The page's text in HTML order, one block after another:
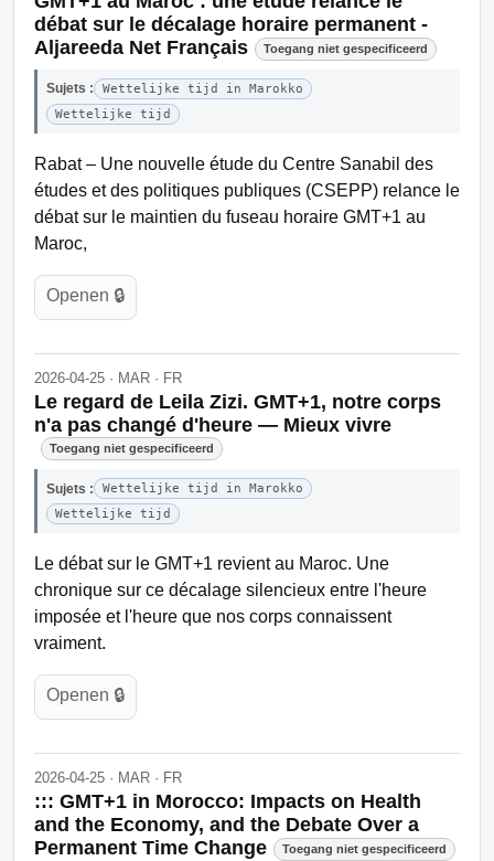
débat sur le décalage horaire permanent -
Aljareeda Net Français
Toegang niet gespecificeerd
Sujets :
Wettelijke tijd in Marokko
Wettelijke tijd
Rabat – Une nouvelle étude du Centre Sanabil des
études et des politiques publiques (CSEPP) relance le
débat sur le maintien du fuseau horaire GMT+1 au
Maroc,
Openen 🔒
2026-04-25 · MAR · FR
Le regard de Leila Zizi. GMT+1, notre corps
n'a pas changé d'heure — Mieux vivre
Toegang niet gespecificeerd
Sujets :
Wettelijke tijd in Marokko
Wettelijke tijd
Le débat sur le GMT+1 revient au Maroc. Une
chronique sur ce décalage silencieux entre l'heure
imposée et l'heure que nos corps connaissent
vraiment.
Openen 🔒
2026-04-25 · MAR · FR
::: GMT+1 in Morocco: Impacts on Health
and the Economy, and the Debate Over a
Permanent Time Change
Toegang niet gespecificeerd